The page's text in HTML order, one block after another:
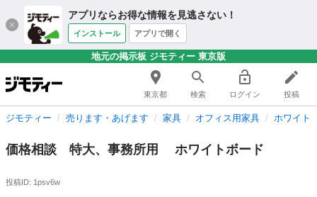
アプリならお得な情報を見逃さない！
インストール アプリで開く
地元の掲示板 ジモティー 東京版
東京都 検索 ログイン 投稿
ジモティー 売ります・あげます 家具 オフィス用家具 ホワイト
価格相談 特大、事務所用 ホワイトボード
投稿ID: 1psv6w